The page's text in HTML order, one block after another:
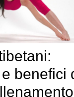
benefici